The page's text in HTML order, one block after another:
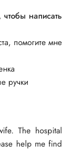
написать
помогите мне
ручки
The hospital
help me find